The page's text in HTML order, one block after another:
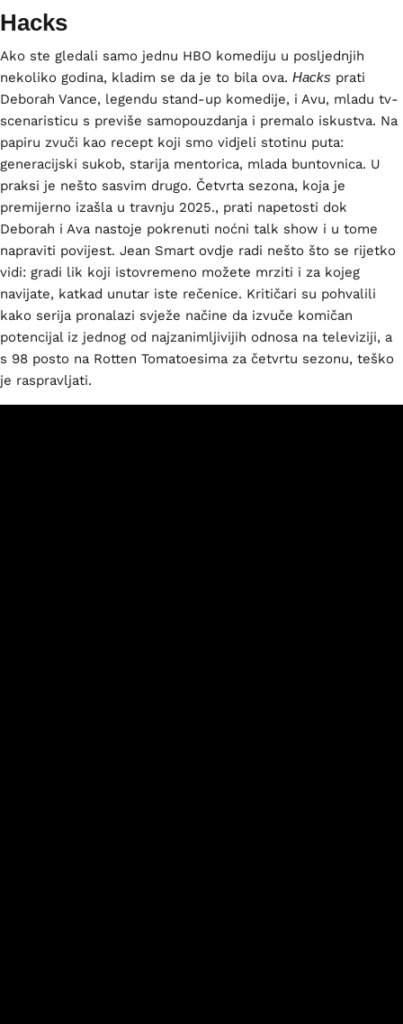
Hacks
Ako ste gledali samo jednu HBO komediju u posljednjih
nekoliko godina, kladim se da je to bila ova. Hacks prati
Deborah Vance, legendu stand-up komedije, i Avu, mladu tv-
scenaristicu s previše samopouzdanja i premalo iskustva. Na
papiru zvuči kao recept koji smo vidjeli stotinu puta:
generacijski sukob, starija mentorica, mlada buntovnica. U
praksi je nešto sasvim drugo. Četvrta sezona, koja je
premijerno izašla u travnju 2025., prati napetosti dok
Deborah i Ava nastoje pokrenuti noćni talk show i u tome
napraviti povijest. Jean Smart ovdje radi nešto što se rijetko
vidi: gradi lik koji istovremeno možete mrziti i za kojeg
navijate, katkad unutar iste rečenice. Kritičari su pohvalili
kako serija pronalazi svježe načine da izvuče komičan
potencijal iz jednog od najzanimljivijih odnosa na televiziji, a
s 98 posto na Rotten Tomatoesima za četvrtu sezonu, teško
je raspravljati.